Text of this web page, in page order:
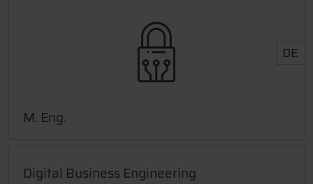
DE
M. Eng.
Digital Business Engineering